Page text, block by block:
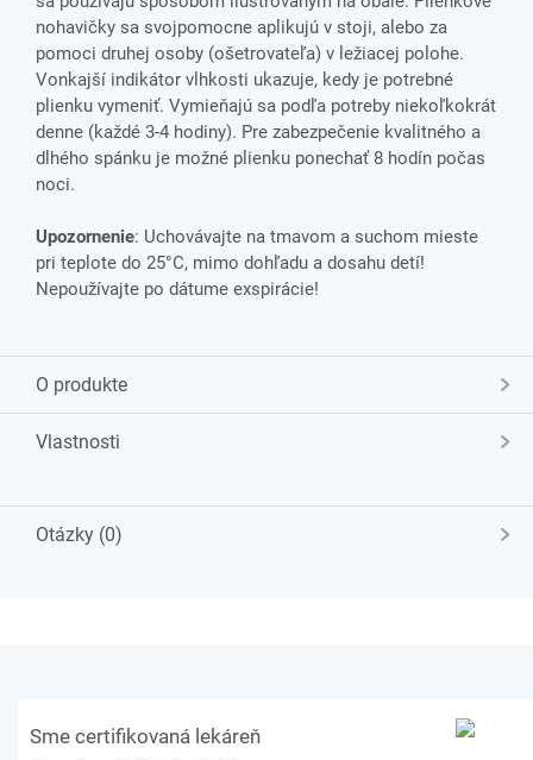
nohavičky sa svojpomocne aplikujú v stoji, alebo za
pomoci druhej osoby (ošetrovateľa) v ležiacej polohe.
Vonkajší indikátor vlhkosti ukazuje, kedy je potrebné
plienku vymeniť. Vymieňajú sa podľa potreby niekoľkokrát
denne (každé 3-4 hodiny). Pre zabezpečenie kvalitného a
dlhého spánku je možné plienku ponechať 8 hodín počas
noci.
Upozornenie: Uchovávajte na tmavom a suchom mieste
pri teplote do 25°C, mimo dohľadu a dosahu detí!
Nepoužívajte po dátume exspirácie!
O produkte
Vlastnosti
Otázky (0)
Sme certifikovaná lekáreň